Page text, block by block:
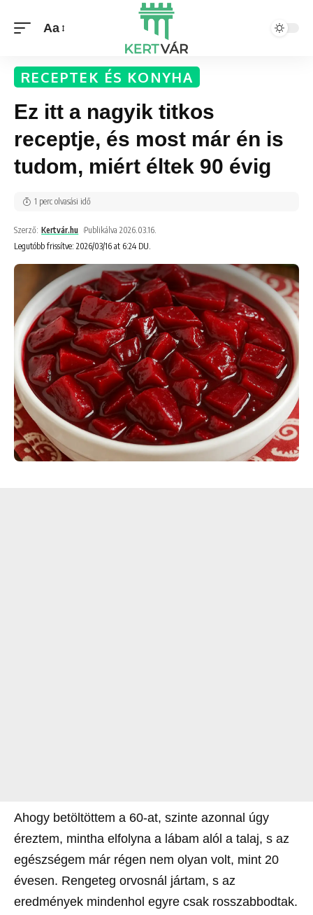
Aa
RECEPTEK ÉS KONYHA
Ez itt a nagyik titkos
receptje, és most már én is
tudom, miért éltek 90 évig
Legutóbb frissítve: 2026/03/16 at 6:24 DU.
Szerző: Kertvár.hu Publikálva 2026.03.16.
1 perc olvasási idő
Ahogy betöltöttem a 60-at, szinte azonnal úgy
éreztem, mintha elfolyna a lábam alól a talaj, s az
egészségem már régen nem olyan volt, mint 20
évesen. Rengeteg orvosnál jártam, s az
eredmények mindenhol egyre csak rosszabbodtak.